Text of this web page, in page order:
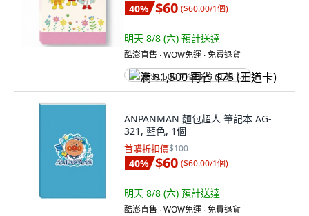
40% $60 ($60.00/1個)
明天 8/8 (六) 預計送達
酷澎直售 ∙ WOW免運 ∙ 免費退貨
满 $1,500 再省 $75 (王道卡)
ANPANMAN 麵包超人 筆記本 AG-
321, 藍色, 1個
首購折扣價$100
40% $60 ($60.00/1個)
明天 8/8 (六) 預計送達
酷澎直售 ∙ WOW免運 ∙ 免費退貨